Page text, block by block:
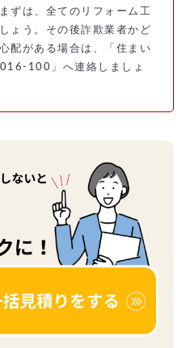
ずは、全てのリフォーム工
ょう。その後詐欺業者かど
配がある場合は、「住まい
100」へ連絡しましょ